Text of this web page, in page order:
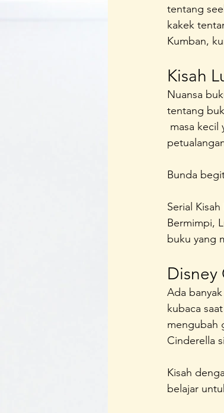
tentang
kakek
Kumban,
Kisah
Nuansa
tentang
masa kecil
Bunda
Serial
Bermimpi,
buku yang
Disney
Ada
kubaca
mengubah
Cinderella
Kisah
belajar